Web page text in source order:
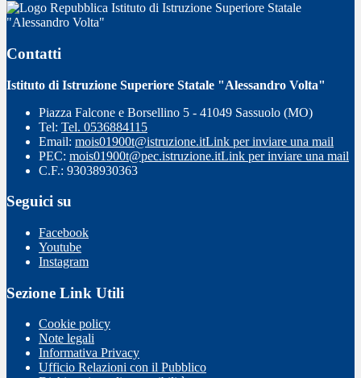
Istituto di Istruzione Superiore Statale
"Alessandro Volta"
Contatti
Istituto di Istruzione Superiore Statale "Alessandro Volta"
Piazza Falcone e Borsellino 5 - 41049 Sassuolo (MO)
Tel: Tel. 0536884115
Email: mois01900t@istruzione.itLink per inviare una mail
PEC: mois01900t@pec.istruzione.itLink per inviare una mail
C.F.: 93038930363
Seguici su
Facebook
Youtube
Instagram
Sezione Link Utili
Cookie policy
Note legali
Informativa Privacy
Ufficio Relazioni con il Pubblico